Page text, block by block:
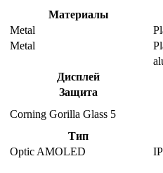
Материалы
Metal
Metal
Дисплей
Защита
Corning Gorilla Glass 5
Тип
Optic AMOLED